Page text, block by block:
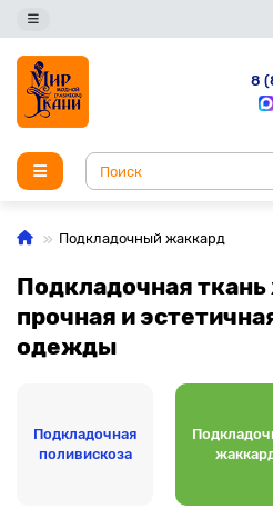
8
Подкладочный жаккард
Подкладочная
прочная и
одежды
Подкладочная
поливискоза